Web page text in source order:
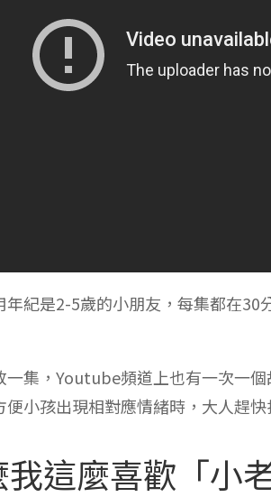
年紀是2-5歲的小朋友，每集都在
一集，Youtube頻道上也有一次一
便小孩出現相對應情緒時，大人趕
這麼喜歡「小